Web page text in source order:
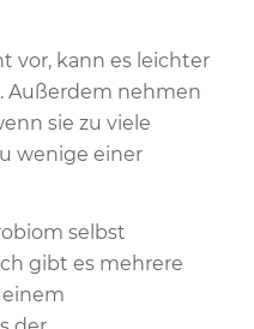
vor, kann es leichter
Außerdem nehmen
sie zu viele
wenige einer
selbst
gibt es mehrere